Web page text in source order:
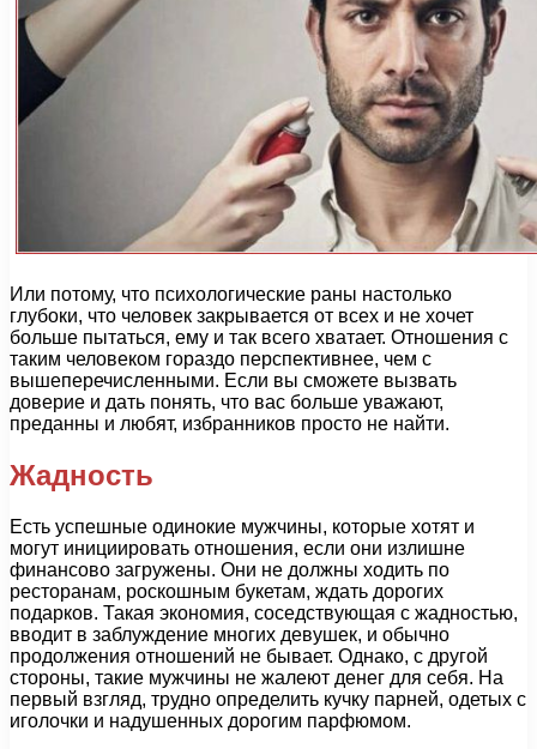
Или потому, что психологические раны настолько
глубоки, что человек закрывается от всех и не хочет
больше пытаться, ему и так всего хватает. Отношения с
таким человеком гораздо перспективнее, чем с
вышеперечисленными. Если вы сможете вызвать
доверие и дать понять, что вас больше уважают,
преданны и любят, избранников просто не найти.
Жадность
Есть успешные одинокие мужчины, которые хотят и
могут инициировать отношения, если они излишне
финансово загружены. Они не должны ходить по
ресторанам, роскошным букетам, ждать дорогих
подарков. Такая экономия, соседствующая с жадностью,
вводит в заблуждение многих девушек, и обычно
продолжения отношений не бывает. Однако, с другой
стороны, такие мужчины не жалеют денег для себя. На
первый взгляд, трудно определить кучку парней, одетых с
иголочки и надушенных дорогим парфюмом.